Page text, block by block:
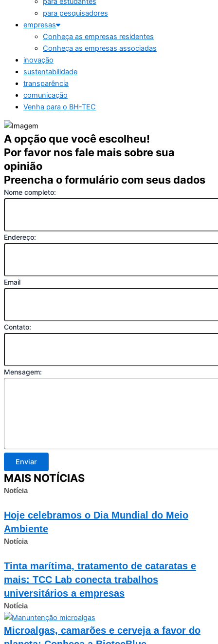
para pesquisadores
empresas
Conheça as empresas residentes
Conheça as empresas associadas
inovação
sustentabilidade
transparência
comunicação
Venha para o BH-TEC
A opção que você escolheu!
Por favor nos fale mais sobre sua
opinião
Preencha o formulário com seus dados
Nome completo:
Endereço:
Email
Contato:
Mensagem:
Enviar
MAIS NOTÍCIAS
Notícia
Hoje celebramos o Dia Mundial do Meio
Ambiente
Notícia
Tinta marítima, tratamento de cataratas e
mais: TCC Lab conecta trabalhos
universitários a empresas
Notícia
Microalgas, camarões e cerveja a favor do